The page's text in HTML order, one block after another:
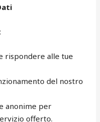
rispondere alle tue
del nostro
anonime per
offerto.